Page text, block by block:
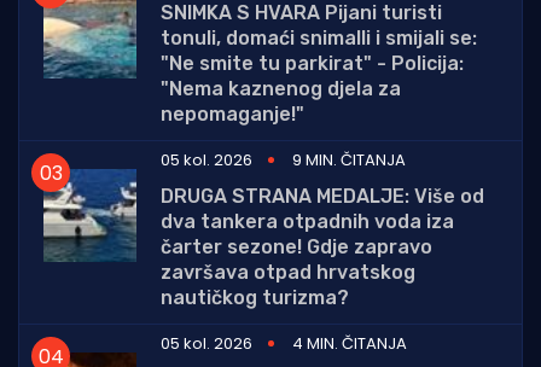
SNIMKA S HVARA Pijani turisti
tonuli, domaći snimalli i smijali se:
"Ne smite tu parkirat" - Policija:
"Nema kaznenog djela za
nepomaganje!"
05 kol. 2026
9 MIN. ČITANJA
DRUGA STRANA MEDALJE: Više od
dva tankera otpadnih voda iza
čarter sezone! Gdje zapravo
završava otpad hrvatskog
nautičkog turizma?
05 kol. 2026
4 MIN. ČITANJA